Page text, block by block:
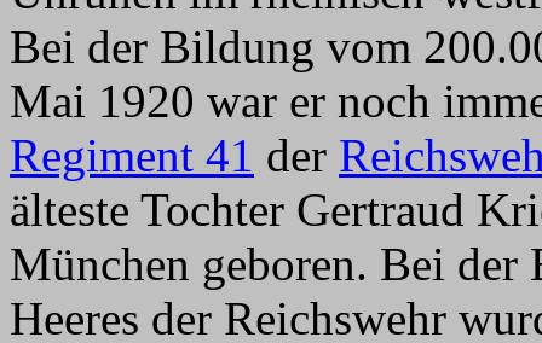
Bei der Bildung vom
Mai 1920 war er noch
Regiment 41 der
älteste Tochter Gertraud
München geboren. Bei
Heeres der Reichswehr